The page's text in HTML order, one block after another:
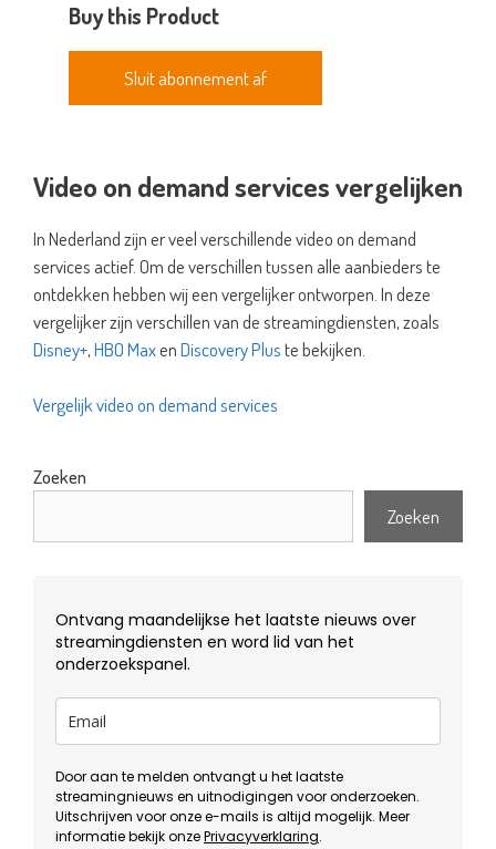
Buy this Product
Sluit abonnement af
Video on demand services vergelijken
In Nederland zijn er veel verschillende video on demand
services actief. Om de verschillen tussen alle aanbieders te
ontdekken hebben wij een vergelijker ontworpen. In deze
vergelijker zijn verschillen van de streamingdiensten, zoals
Disney+,HBO MaxenDiscovery Pluste bekijken.
Vergelijk video on demand services
Zoeken
Zoeken
Ontvang maandelijkse het laatste nieuws over
streamingdiensten en word lid van het
onderzoekspanel.
Door aan te melden ontvangt u het laatste
streamingnieuws en uitnodigingen voor onderzoeken.
Uitschrijven voor onze e-mails is altijd mogelijk. Meer
informatie bekijk onzePrivacyverklaring.